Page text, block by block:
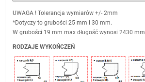
UWAGA ! Tolerancja wymiarów +/- 2mm
*Dotyczy to grubości 25 mm i 30 mm.
W grubości 19 mm max długość wynosi 2430 mm
RODZAJE WYKOŃCZEŃ